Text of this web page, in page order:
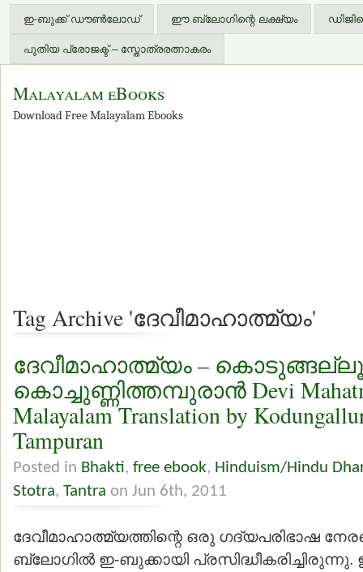
ഇ-ബുക്ക് ഡൗണ്‍ലോഡ് ഈ ബ്ലോഗിന്റെ ലക്ഷ്യം
പുതിയ പ്രോജക്ട് – സ്തോത്രരത്നാകരം
Malayalam eBooks
Download Free Malayalam Ebooks
Tag Archive 'ദേവീമാഹാത്മ്യം'
ദേവീമാഹാത്മ്യം –
കൊച്ചുണ്ണിത്തമ്പുരാന്‍ Devi
Malayalam Translation by
Tampuran
Posted in Bhakti, free ebook, Hinduism/Hindu
Stotra, Tantra on Jun 6th, 2011
ദേവീമാഹാത്മ്യത്തിന്റെ ഒരു ഗദ്യപരിഭാഷ
ബ്ലോഗില്‍ ഇ-ബുക്കായി പ്രസിദ്ധീകരിച്ചിരുന്നു.